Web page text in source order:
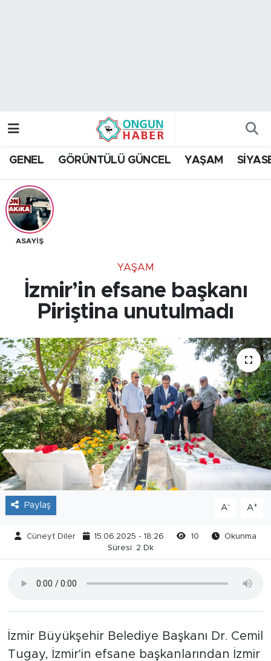
GENEL GÖRÜNTÜLÜ GÜNCEL YAŞAM
ASAYİŞ
YAŞAM
İzmir’in efsane başkanı
Piriştina unutulmadı
Paylaş A- A+
Cüneyt Diler 15.06.2025 - 18:26 10
Okunma
Süresi: 2 Dk
İzmir Büyükşehir Belediye Başkanı Dr. Cemil
Tugay, İzmir'in efsane başkanlarından İzmir
Trafik Durumu
Tüm Manşetler
Son Dakika Haberleri